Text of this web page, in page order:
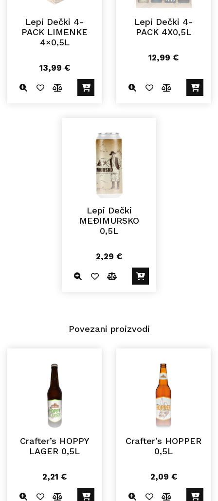
Lepi Dečki 4-
PACK LIMENKE
4×0,5L
13,99 €
Lepi Dečki 4-
PACK 4X0,5L
12,99 €
Lepi Dečki
MEĐIMURSKO
0,5L
2,29 €
Povezani proizvodi
Crafter’s HOPPY
LAGER 0,5L
2,21 €
Crafter’s HOPPER
0,5L
2,09 €